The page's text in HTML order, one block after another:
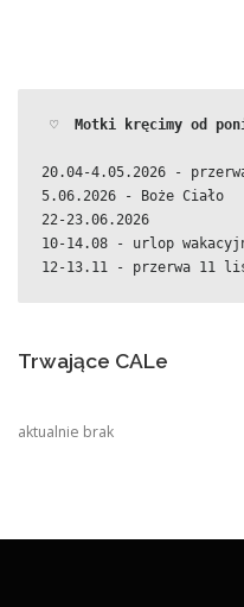
♡ Motki kręcimy od
20.04-4.05.2026 - przerwa
5.06.2026 - Boże Ciało
22-23.06.2026
10-14.08 - urlop
12-13.11 - przerwa 11
Trwające CALe
aktualnie brak